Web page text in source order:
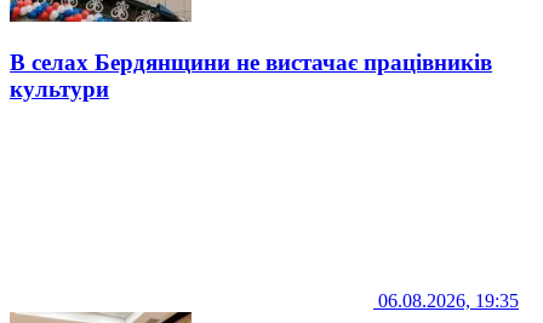
В селах Бердянщини не вистачає працівників
культури
06.08.2026, 19:35